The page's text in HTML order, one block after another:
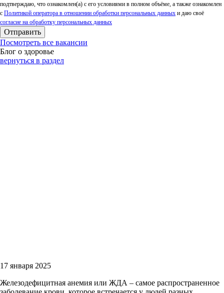
подтверждаю, что ознакомлен(а) с его условиями в полном объёме, а также ознакомлен
с Политикой оператора в отношении обработки персональных данных и даю своё
согласие на обработку персональных данных
Посмотреть все вакансии
Блог о здоровье
вернуться в раздел
17 января 2025
Железодефицитная анемия или ЖДА – самое распространенное